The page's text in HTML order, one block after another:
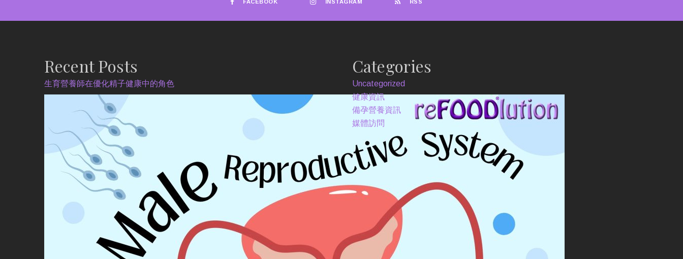
FACEBOOK INSTAGRAM RSS
Recent Posts
生育營養師在優化精子健康中的角色
Categories
Uncategorized
健康資訊
備孕營養資訊
媒體訪問